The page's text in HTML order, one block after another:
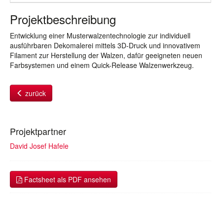
Projektbeschreibung
Entwicklung einer Musterwalzentechnologie zur individuell
ausführbaren Dekomalerei mittels 3D-Druck und innovativem
Filament zur Herstellung der Walzen, dafür geeigneten neuen
Farbsystemen und einem Quick-Release Walzenwerkzeug.
zurück
Projektpartner
David Josef Hafele
Factsheet als PDF ansehen